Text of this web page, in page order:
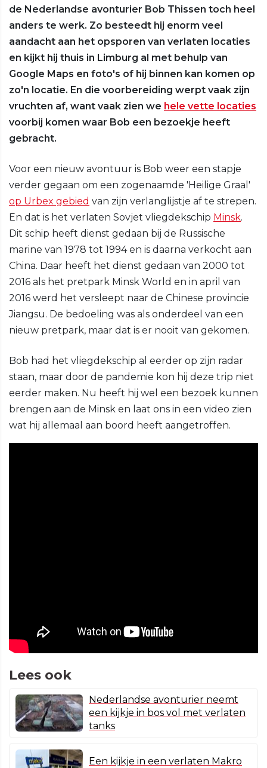
de Nederlandse avonturier Bob Thissen toch heel
anders te werk. Zo besteedt hij enorm veel
aandacht aan het opsporen van verlaten locaties
en kijkt hij thuis in Limburg al met behulp van
Google Maps en foto's of hij binnen kan komen op
zo'n locatie. En die voorbereiding werpt vaak zijn
vruchten af, want vaak zien we hele vette locaties
voorbij komen waar Bob een bezoekje heeft
gebracht.
Voor een nieuw avontuur is Bob weer een stapje
verder gegaan om een zogenaamde 'Heilige Graal'
op Urbex gebied van zijn verlanglijstje af te strepen.
En dat is het verlaten Sovjet vliegdekschip Minsk.
Dit schip heeft dienst gedaan bij de Russische
marine van 1978 tot 1994 en is daarna verkocht aan
China. Daar heeft het dienst gedaan van 2000 tot
2016 als het pretpark Minsk World en in april van
2016 werd het versleept naar de Chinese provincie
Jiangsu. De bedoeling was als onderdeel van een
nieuw pretpark, maar dat is er nooit van gekomen.
Bob had het vliegdekschip al eerder op zijn radar
staan, maar door de pandemie kon hij deze trip niet
eerder maken. Nu heeft hij wel een bezoek kunnen
brengen aan de Minsk en laat ons in een video zien
wat hij allemaal aan boord heeft aangetroffen.
Lees ook
Nederlandse avonturier neemt
een kijkje in bos vol met verlaten
tanks
Een kijkje in een verlaten Makro